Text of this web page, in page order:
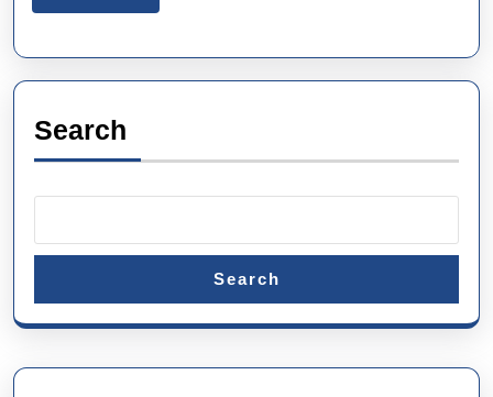
More
Search
Search